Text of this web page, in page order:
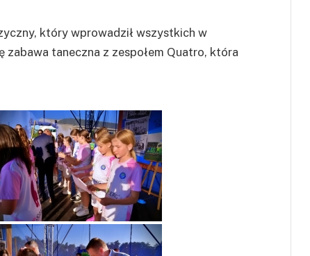
który wprowadził wszystkich w
zabawa taneczna z zespołem Quatro, która